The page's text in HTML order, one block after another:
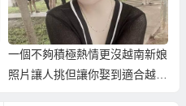
一個不夠積極熱情更沒越南新娘
照片讓人挑但讓你娶到適合越南